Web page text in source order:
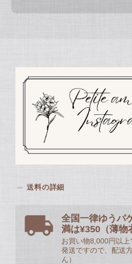
送料の詳細
全国一律ゆうパ
満は¥350（薄物
お買い物8,000円以
発送ですので、配送
ん）